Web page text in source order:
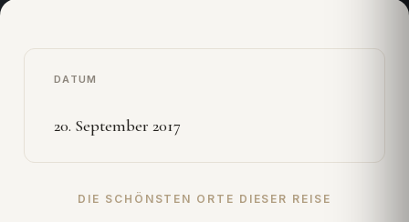
DATUM
20. September 2017
DIE SCHÖNSTEN ORTE DIESER REISE